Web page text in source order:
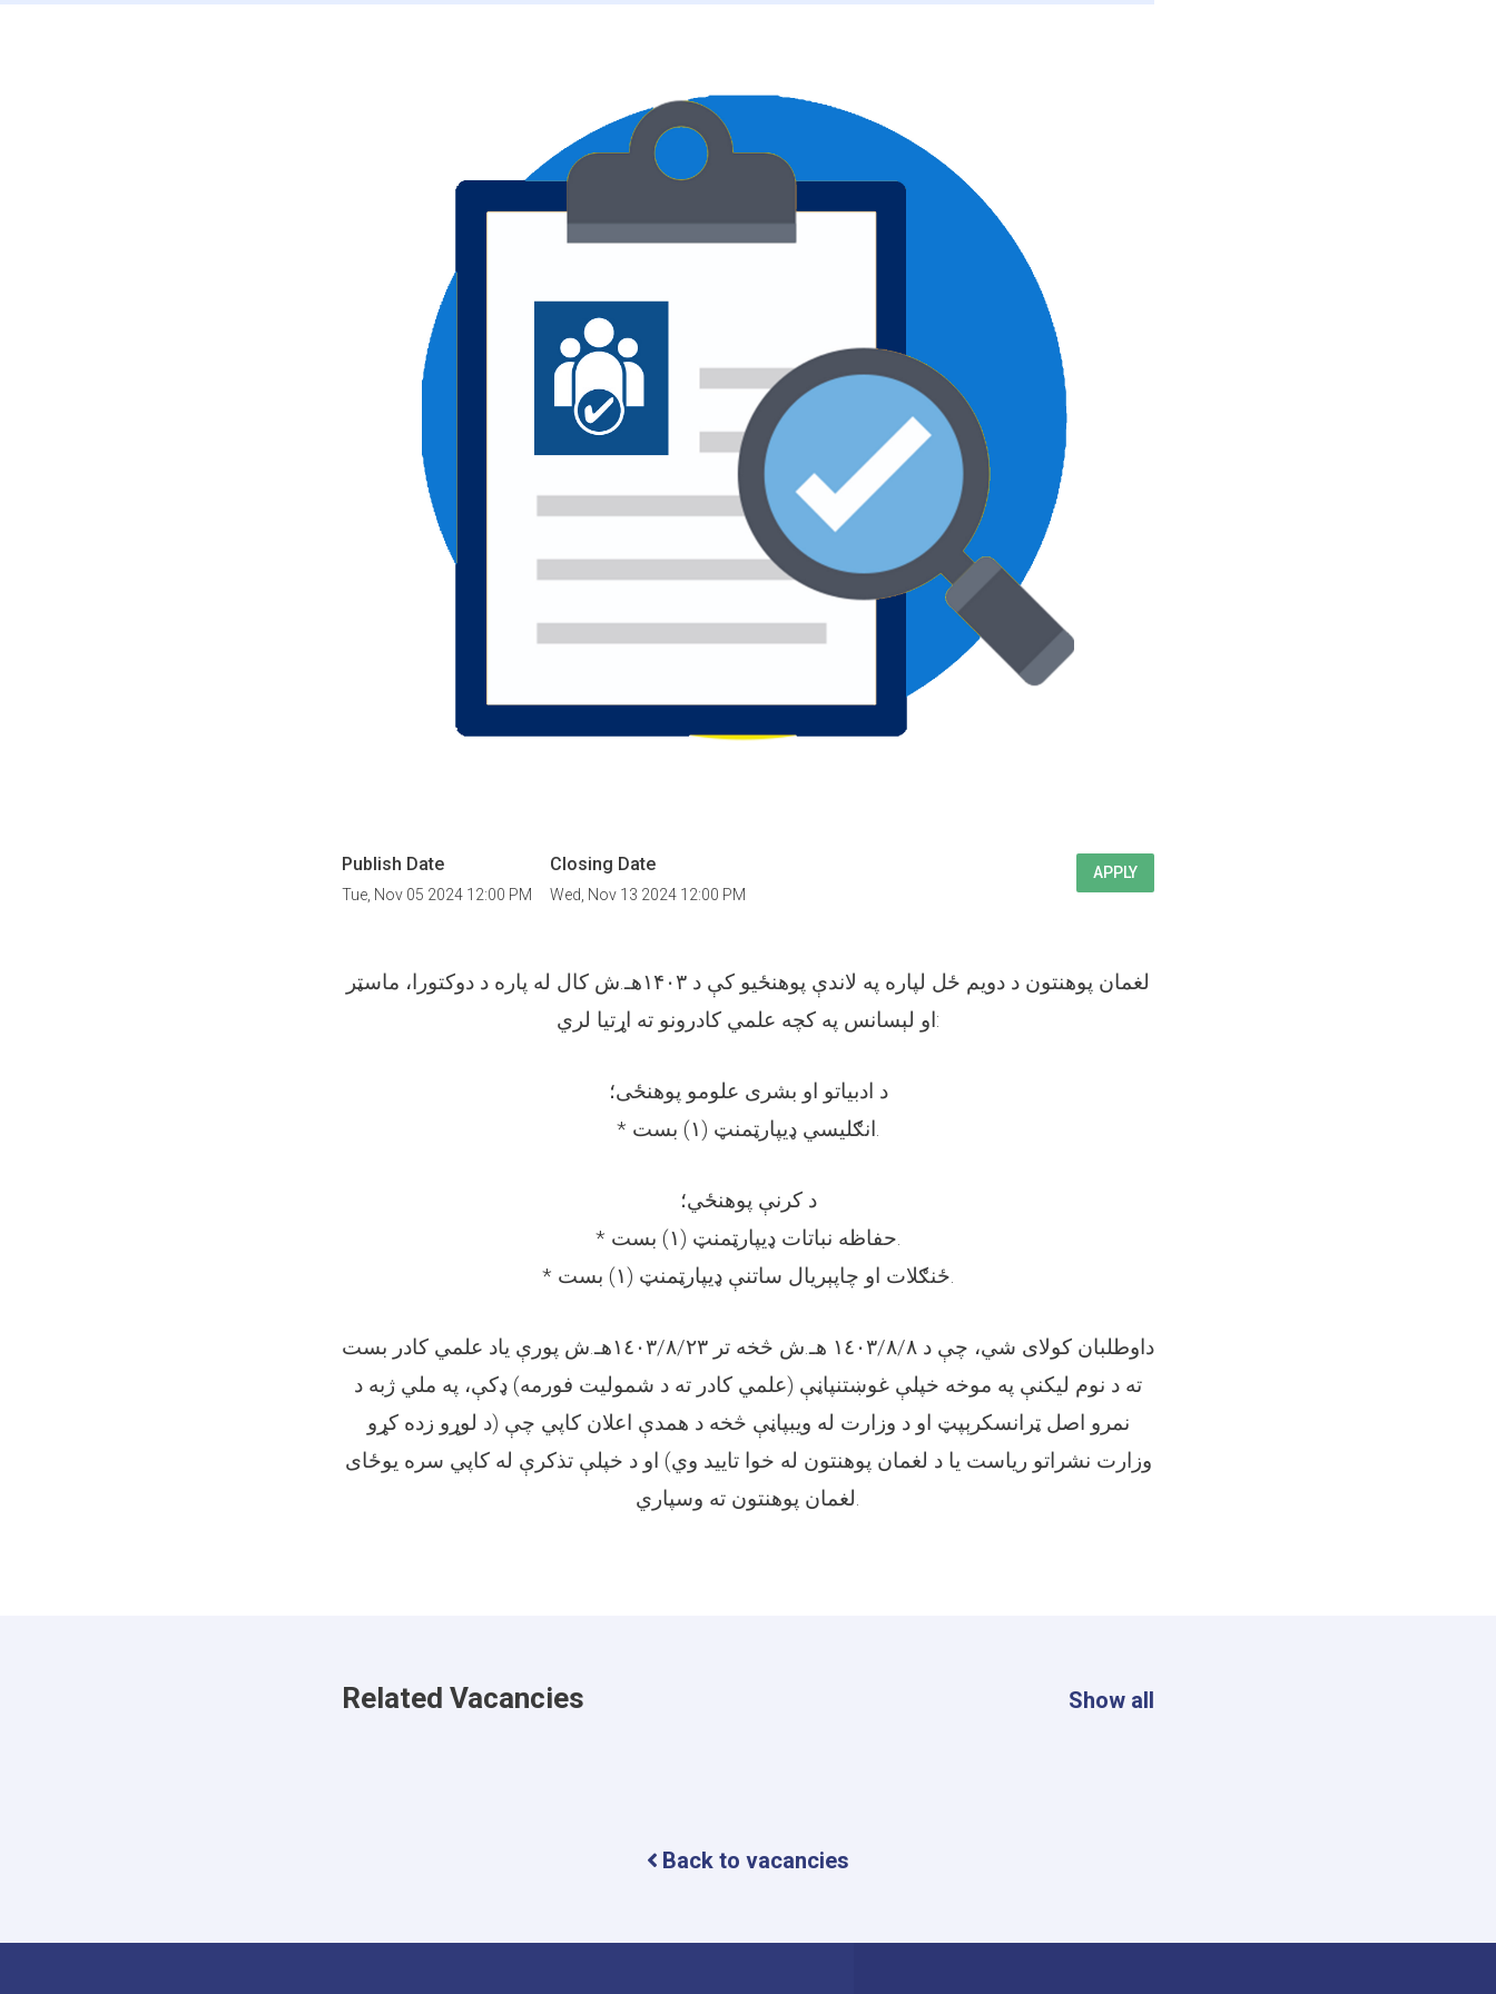
Publish Date
Tue, Nov 05 2024 12:00 PM
Closing Date
Wed, Nov 13 2024 12:00 PM
APPLY
لغمان پوهنتون د دویم ځل لپاره په لاندې پوهنځیو کې د ۱۴۰۳هـ.ش کال له پاره د دوکتورا، ماسټر
او لېسانس په کچه علمي کادرونو ته اړتیا لري:
د ادبیاتو او بشری علومو پوهنځی؛
* انګليسي ډیپارټمنټ (۱) بست.
د کرنې پوهنځي؛
* حفاظه نباتات ډیپارټمنټ (۱) بست.
* ځنګلات او چاپېریال ساتنې ډیپارټمنټ (۱) بست.
داوطلبان کولای شي، چې د ١٤٠٣/٨/٨ هـ.ش څخه تر ١٤٠٣/٨/٢٣هـ.ش پورې یاد علمي کادر بست
ته د نوم لیکنې په موخه خپلې غوښتنپاڼې (علمي کادر ته د شمولیت فورمه) ډکې، په ملي ژبه د
نمرو اصل ټرانسکرېپټ او د وزارت له ویبپاڼې څخه د همدې اعلان کاپي چې (د لوړو زده کړو
وزارت نشراتو ریاست یا د لغمان پوهنتون له خوا تایید وي) او د خپلې تذکرې له کاپي سره یوځای
لغمان پوهنتون ته وسپاري.
Related Vacancies Show all
Back to vacancies